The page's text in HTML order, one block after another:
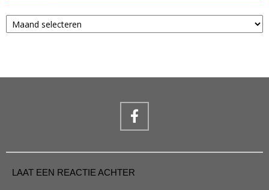
Archief
LAAT EEN REACTIE ACHTER